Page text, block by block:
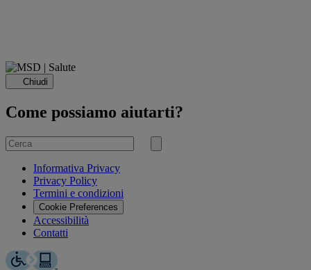
Chiudi
Come possiamo aiutarti?
Cerca
per
Invia
Informativa Privacy
Privacy Policy
Termini e condizioni
Cookie Preferences
Accessibilità
Contatti